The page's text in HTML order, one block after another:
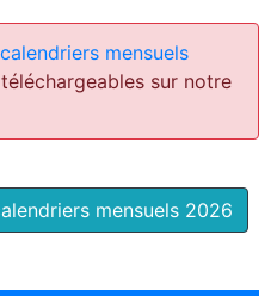
calendriers mensuels
sur notre
mensuels 2026